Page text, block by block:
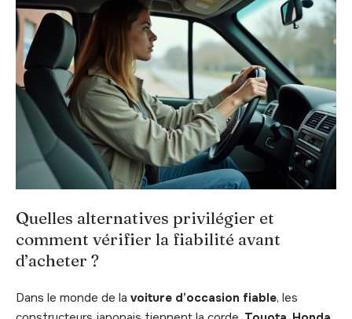
Quelles alternatives privilégier et
comment vérifier la fiabilité avant
d’acheter ?
Dans le monde de la voiture d’occasion fiable, les